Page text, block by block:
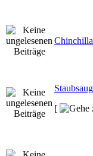
[